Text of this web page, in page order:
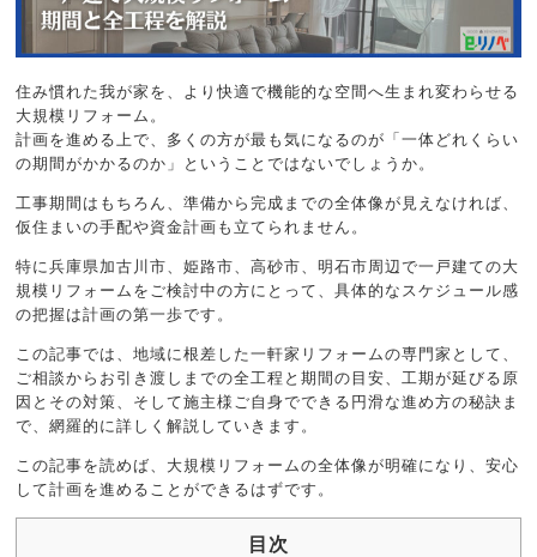
住み慣れた我が家を、より快適で機能的な空間へ生まれ変わらせる
大規模リフォーム。
計画を進める上で、多くの方が最も気になるのが「一体どれくらい
の期間がかかるのか」ということではないでしょうか。
工事期間はもちろん、準備から完成までの全体像が見えなければ、
仮住まいの手配や資金計画も立てられません。
特に兵庫県加古川市、姫路市、高砂市、明石市周辺で一戸建ての大
規模リフォームをご検討中の方にとって、具体的なスケジュール感
の把握は計画の第一歩です。
この記事では、地域に根差した一軒家リフォームの専門家として、
ご相談からお引き渡しまでの全工程と期間の目安、工期が延びる原
因とその対策、そして施主様ご自身でできる円滑な進め方の秘訣ま
で、網羅的に詳しく解説していきます。
この記事を読めば、大規模リフォームの全体像が明確になり、安心
して計画を進めることができるはずです。
目次